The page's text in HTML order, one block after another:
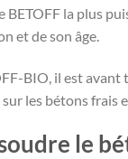
la plus
et de son âge.
BIO, il est avant
les bétons frais
le